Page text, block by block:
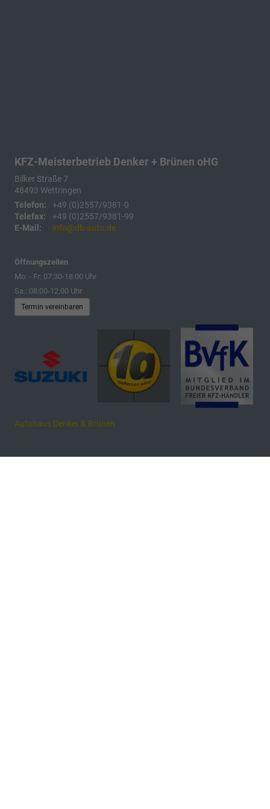
KFZ-Meisterbetrieb Denker + Brünen oHG
Bilker Straße 7
48493 Wettringen
Telefon:
+49 (0)2557/9381-0
Telefax:
+49 (0)2557/9381-99
E-Mail:
info@db-auto.de
Öffnungszeiten
Mo. - Fr: 07:30-18:00 Uhr
Sa.: 08:00-12:00 Uhr
Termin vereinbaren
Autohaus Denker & Brünen